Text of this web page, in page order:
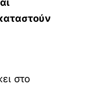
στο